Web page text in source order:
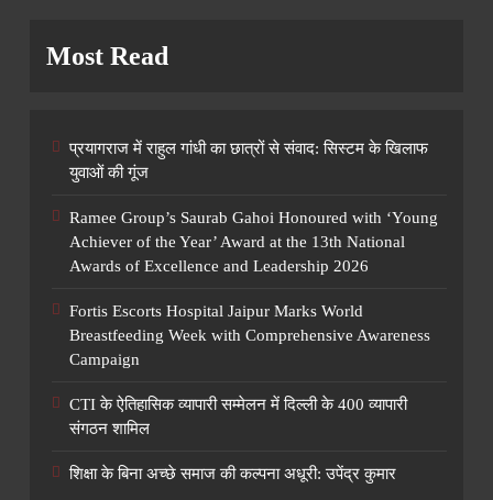
Most Read
प्रयागराज में राहुल गांधी का छात्रों से संवाद: सिस्टम के खिलाफ
युवाओं की गूंज
Ramee Group’s Saurab Gahoi Honoured with ‘Young
Achiever of the Year’ Award at the 13th National
Awards of Excellence and Leadership 2026
Fortis Escorts Hospital Jaipur Marks World
Breastfeeding Week with Comprehensive Awareness
Campaign
CTI के ऐतिहासिक व्यापारी सम्मेलन में दिल्ली के 400 व्यापारी
संगठन शामिल
शिक्षा के बिना अच्छे समाज की कल्पना अधूरी: उपेंद्र कुमार